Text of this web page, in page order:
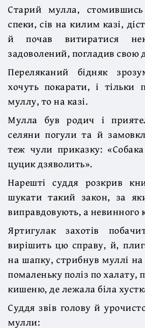
Старий мулла,
спеки, сів на килим казі,
й почав витиратися
задоволений, погладив свою
Переляканий бідняк
хочуть покарати, і тільки
муллу, то на казі.
Мулла був родич і
селяни погули та й
теж чули приказку:
цуцик дзяволить».
Нарешті суддя розкрив
шукати такий закон, за
виправдовують, а невинного
Яртигулак захотів
вирішить цю справу, й,
на шапку, стрибнув муллі на
помаленьку поліз по халату,
кишеню, де лежала біла
Суддя звів голову й
мулли: